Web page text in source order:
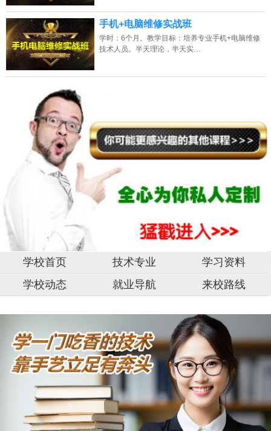
手机+电脑维修实战班
学时：6个月。教学目标：培养专业手机+电脑维修
技术人员。半天理论，半天实…
学校首页 技术专业
学习资料
学校动态
就业导航 来校路线
中